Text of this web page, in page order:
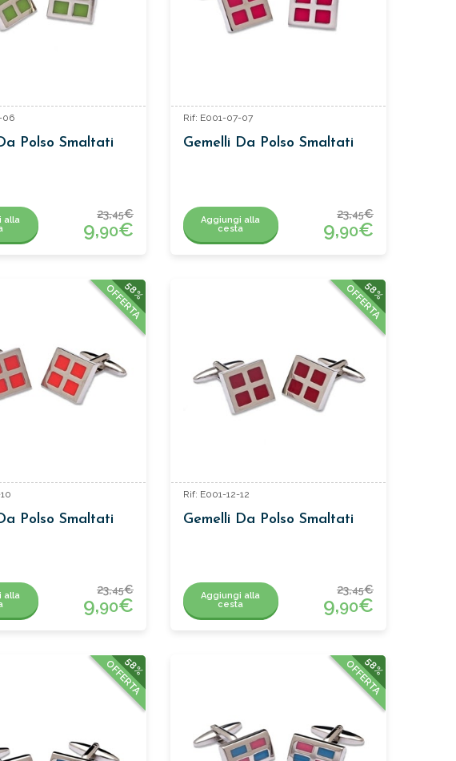
06
Polso Smaltati
alla
23,45€
9,90€
Rif: E001-07-07
Gemelli Da Polso Smaltati
Aggiungi alla
cesta
23,45€
9,90€
58%
OFFERTA
Polso Smaltati
alla
23,45€
9,90€
58%
OFFERTA
Rif: E001-12-12
Gemelli Da Polso Smaltati
Aggiungi alla
cesta
23,45€
9,90€
58%
OFFERTA 58%
OFFERTA